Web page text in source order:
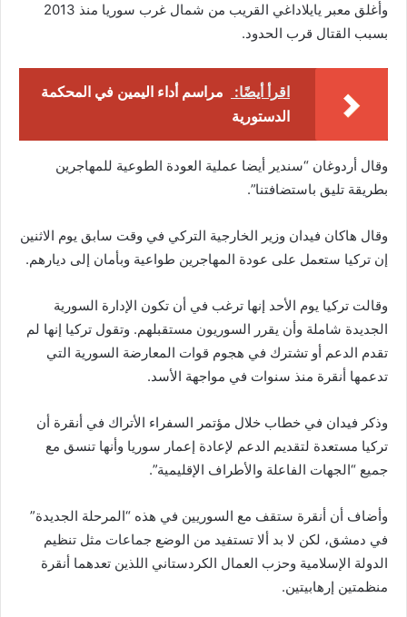
وأُغلق معبر يايلاداغي القريب من شمال غرب سوريا منذ 2013
بسبب القتال قرب الحدود.
اقرأ أيضًا:
مراسم أداء اليمين في المحكمة
الدستورية
وقال أردوغان “سندير أيضا عملية العودة الطوعية للمهاجرين
بطريقة تليق باستضافتنا”.
وقال هاكان فيدان وزير الخارجية التركي في وقت سابق يوم الاثنين
إن تركيا ستعمل على عودة المهاجرين طواعية وبأمان إلى ديارهم.
وقالت تركيا يوم الأحد إنها ترغب في أن تكون الإدارة السورية
الجديدة شاملة وأن يقرر السوريون مستقبلهم. وتقول تركيا إنها لم
تقدم الدعم أو تشترك في هجوم قوات المعارضة السورية التي
تدعمها أنقرة منذ سنوات في مواجهة الأسد.
وذكر فيدان في خطاب خلال مؤتمر السفراء الأتراك في أنقرة أن
تركيا مستعدة لتقديم الدعم لإعادة إعمار سوريا وأنها تنسق مع
جميع “الجهات الفاعلة والأطراف الإقليمية”.
وأضاف أن أنقرة ستقف مع السوريين في هذه “المرحلة الجديدة”
في دمشق، لكن لا بد ألا تستفيد من الوضع جماعات مثل تنظيم
الدولة الإسلامية وحزب العمال الكردستاني اللذين تعدهما أنقرة
منظمتين إرهابيتين.